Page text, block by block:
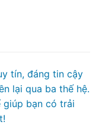
tín, đáng tin cậy
lại qua ba thế hệ.
giúp bạn có trải